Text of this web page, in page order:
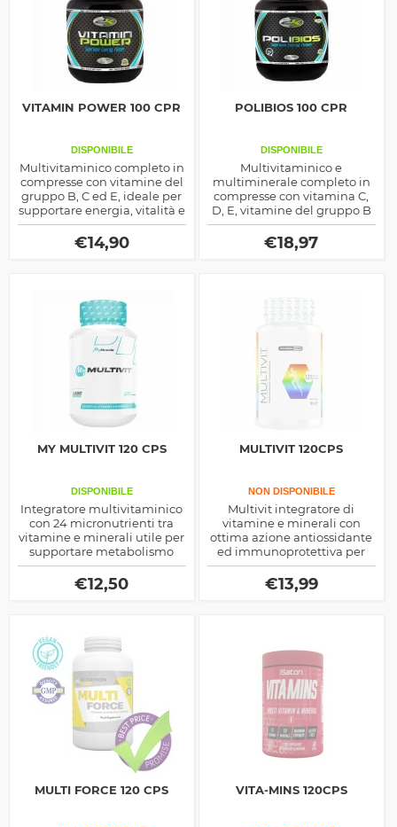
VITAMIN POWER 100 CPR
DISPONIBILE
Multivitaminico completo in
compresse con vitamine del
gruppo B, C ed E, ideale per
supportare energia, vitalità e
benessere quotidiano.
€14,90
POLIBIOS 100 CPR
DISPONIBILE
Multivitaminico e
multiminerale completo in
compresse con vitamina C,
D, E, vitamine del gruppo B
e minerali come zinco e
magnesio, ideale per il
supporto quotidiano.
€18,97
MY MULTIVIT 120 CPS
DISPONIBILE
Integratore multivitaminico
con 24 micronutrienti tra
vitamine e minerali utile per
supportare metabolismo
energetico, sistema
immunitario e benessere
generale.
€12,50
MULTIVIT 120CPS
NON DISPONIBILE
Multivit integratore di
vitamine e minerali con
ottima azione antiossidante
ed immunoprotettiva per
promuovere il benessere
fisico, prodotto dalla
Pharmapure
€13,99
MULTI FORCE 120 CPS VITA-MINS 120CPS